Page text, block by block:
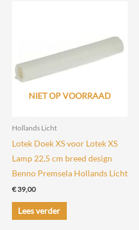
NIET OP VOORRAAD
Hollands Licht
Lotek Doek XS voor Lotek XS
Lamp 22,5 cm breed design
Benno Premsela Hollands Licht
€39,00
Lees verder